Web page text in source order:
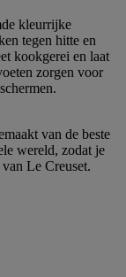
kleurrijke
tegen hitte en
kookgerei en laat
zorgen voor
van de beste
wereld, zodat je
Le Creuset.